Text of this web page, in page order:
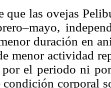
que las ovejas
duración en
menor actividad
por el periodo ni
condición corporal